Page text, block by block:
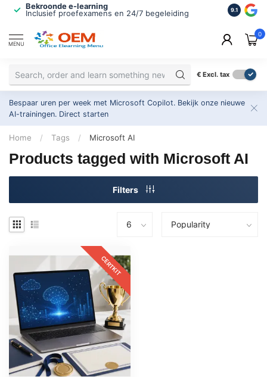
Bekroonde e-learning
Inclusief proefexamens en 24/7 begeleiding
ISO
2.500+
9.1
MENU
0
€ Excl. tax
Bespaar uren per week met Microsoft Copilot. Bekijk onze nieuwe
AI-trainingen. Direct starten
Home / Tags / Microsoft AI
Products tagged with Microsoft AI
Filters
CERTKIT